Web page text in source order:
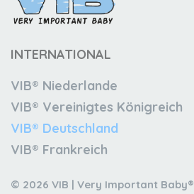
INTERNATIONAL
VIB® Niederlande
VIB® Vereinigtes Königreich
VIB® Deutschland
VIB® Frankreich
© 2026 VIB | Very Important Baby®